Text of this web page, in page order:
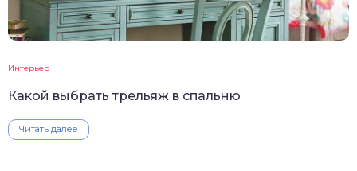
Интерьер
Какой выбрать трельяж в спальню
Читать далее